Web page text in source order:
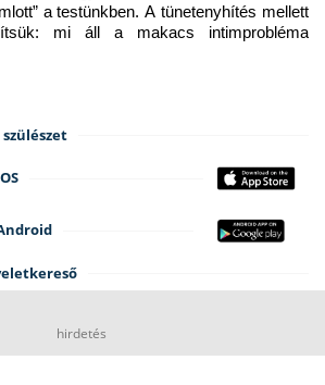
a testünkben. A tünetenyhítés mellett
mi áll a makacs intimprobléma
hirdetés